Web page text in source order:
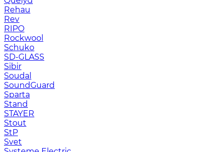
Rehau
Rev
RIPO
Rockwool
Schuko
SD-GLASS
Sibir
Soudal
SoundGuard
Sparta
Stand
STAYER
Stout
StP
Svet